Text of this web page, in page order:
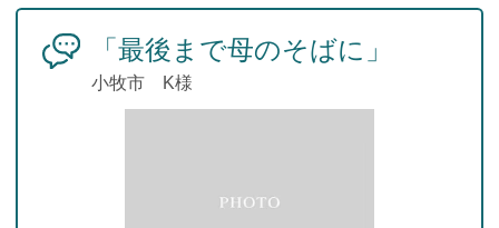
「最後まで母のそばに」
小牧市 K様